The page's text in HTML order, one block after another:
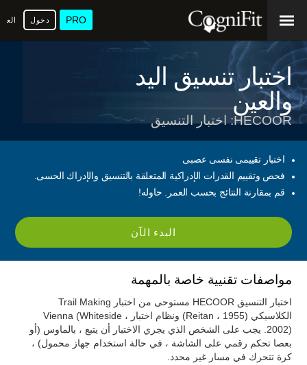
PRO دخول
اختبار تنسيق اليد
والعين
HECOOR: اختبار التنسيق
اختبار تقييمى نفسى عصبى
فحص وتقييم القدرات الإدراكية المتعلقة بالتنسيق والإدراك الحسى.
قم بمقارنة النتائج بحسب العمر. حاوله!
البدء الآن
مواصفات تقنيية خاصة بالمهمة
اختبار التنسيق HECOOR مستوحى من اختبار Trail Making
الكلاسيكي (Reitan ، 1955) ونظام اختبار Vienna (Whiteside ،
2002). يجب على الشخص الذي يجري الاختبار أن يتبع ، بالماوس (أو
بعصا تحكم رقمي على الشاشة ، في حالة استخدام جهاز محمول) ،
كرة تتحرك في مسار غير محدد.